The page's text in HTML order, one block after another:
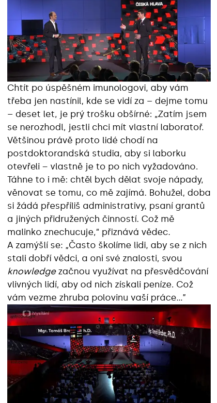
Chtít po úspěšném imunologovi, aby vám
třeba jen nastínil, kde se vidí za – dejme tomu
– deset let, je prý trošku obšírné: „Zatím jsem
se nerozhodl, jestli chci mít vlastní laboratoř.
Většinou právě proto lidé chodí na
postdoktorandská studia, aby si laborku
otevřeli – vlastně je to po nich vyžadováno.
Táhne to i mě: chtěl bych dělat svoje nápady,
věnovat se tomu, co mě zajímá. Bohužel, doba
si žádá přespříliš administrativy, psaní grantů
a jiných přidružených činností. Což mě
malinko znechucuje,“ přiznává vědec.
A zamýšlí se: „Často školíme lidi, aby se z nich
stali dobří vědci, a oni své znalosti, svou
knowledgezačnou využívat na přesvědčování
vlivných lidí, aby od nich získali peníze. Což
vám vezme zhruba polovinu vaší práce…”